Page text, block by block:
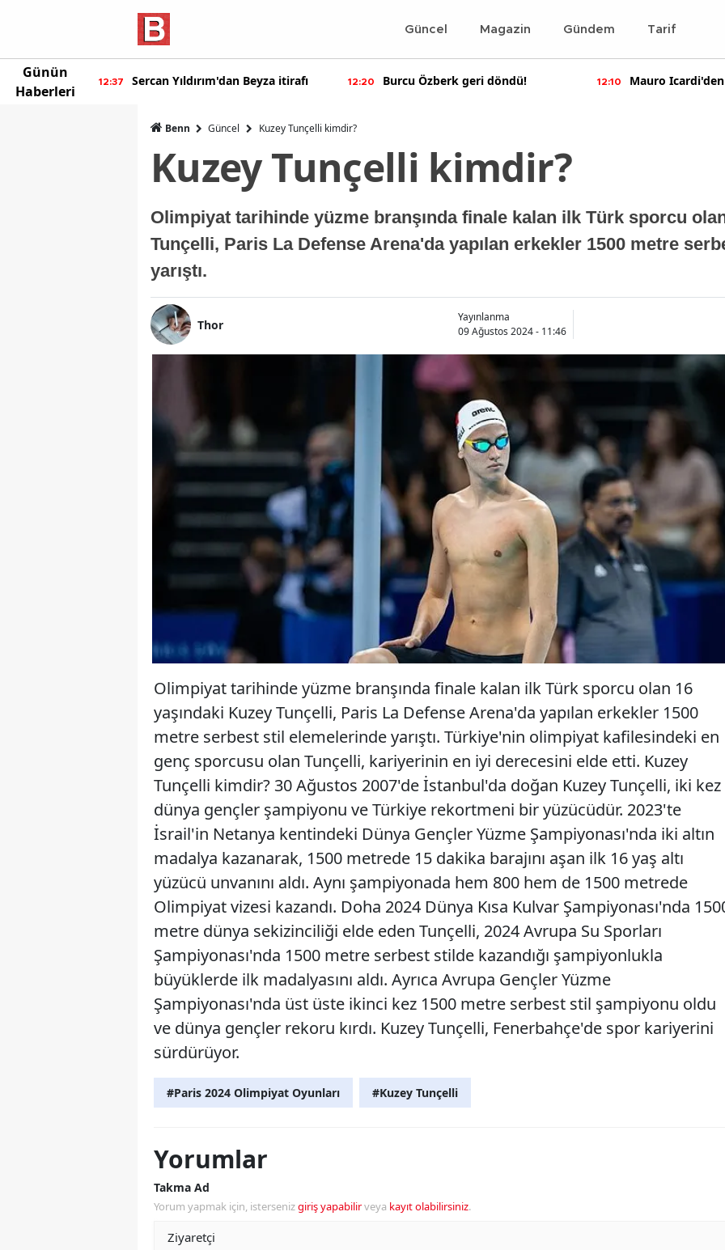
Güncel Magazin Gündem Tarif
Günün
Haberleri
yeni 12:37 Sercan Yıldırım'dan Beyza itirafı 12:20 Burcu Özberk geri döndü! 12:10
Mauro
Benn Güncel Kuzey Tunçelli kimdir?
Kuzey Tunçelli kimdir?
Olimpiyat tarihinde yüzme branşında finale kalan ilk Türk sporcu
Tunçelli, Paris La Defense Arena'da yapılan erkekler 1500 metre
yarıştı.
Thor
Yayınlanma
09 Ağustos 2024 - 11:46
Olimpiyat tarihinde yüzme branşında finale kalan ilk Türk sporcu olan 16
yaşındaki Kuzey Tunçelli, Paris La Defense Arena'da yapılan erkekler 1500
metre serbest stil elemelerinde yarıştı. Türkiye'nin olimpiyat kafilesindeki en
genç sporcusu olan Tunçelli, kariyerinin en iyi derecesini elde etti. Kuzey
Tunçelli kimdir? 30 Ağustos 2007'de İstanbul'da doğan Kuzey Tunçelli, iki kez
dünya gençler şampiyonu ve Türkiye rekortmeni bir yüzücüdür. 2023'te
İsrail'in Netanya kentindeki Dünya Gençler Yüzme Şampiyonası'nda iki altın
madalya kazanarak, 1500 metrede 15 dakika barajını aşan ilk 16 yaş altı
yüzücü unvanını aldı. Aynı şampiyonada hem 800 hem de 1500 metrede
Olimpiyat vizesi kazandı. Doha 2024 Dünya Kısa Kulvar Şampiyonası'nda
metre dünya sekizinciliği elde eden Tunçelli, 2024 Avrupa Su Sporları
Şampiyonası'nda 1500 metre serbest stilde kazandığı şampiyonlukla
büyüklerde ilk madalyasını aldı. Ayrıca Avrupa Gençler Yüzme
Şampiyonası'nda üst üste ikinci kez 1500 metre serbest stil şampiyonu oldu
ve dünya gençler rekoru kırdı. Kuzey Tunçelli, Fenerbahçe'de spor kariyerini
sürdürüyor.
#Paris 2024 Olimpiyat Oyunları #Kuzey Tunçelli
Yorumlar
Takma Ad
Yorum yapmak için, istersenizgiriş yapabilirveya kayıt olabilirsiniz.